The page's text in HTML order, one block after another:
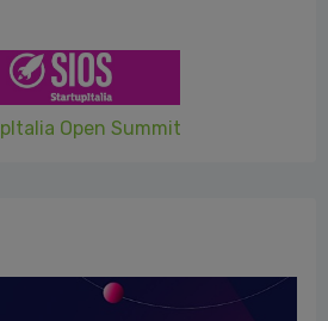
Open Summit